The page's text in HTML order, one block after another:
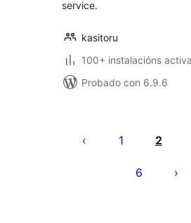
service.
kasitoru
100+ instalacións
Probado con 6.9.6
1 2
6